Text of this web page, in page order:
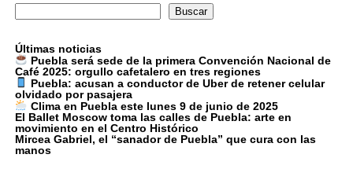
Buscar Buscar
Últimas noticias
Puebla será sede de la primera Convención Nacional de
Café 2025: orgullo cafetalero en tres regiones
Puebla: acusan a conductor de Uber de retener celular
olvidado por pasajera
Clima en Puebla este lunes 9 de junio de 2025
El Ballet Moscow toma las calles de Puebla: arte en
movimiento en el Centro Histórico
Mircea Gabriel, el “sanador de Puebla” que cura con las
manos